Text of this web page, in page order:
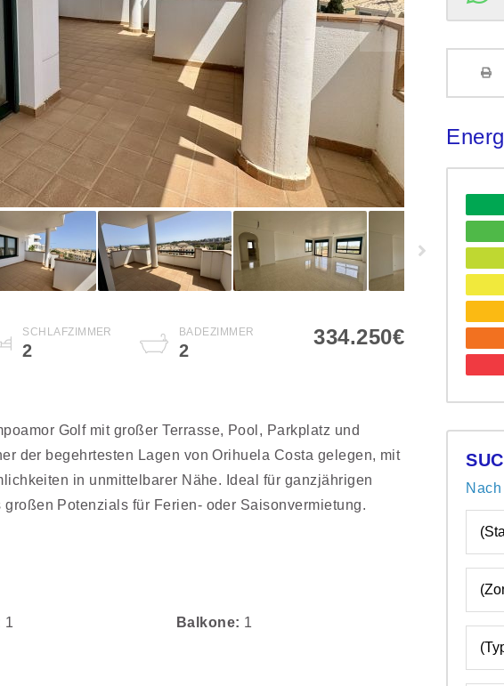
334.250€
SCHLAFZIMMER
2
BADEZIMMER
2
Golf mit großer Terrasse, Pool, Parkplatz und
der begehrtesten Lagen von Orihuela Costa gelegen, mit
in unmittelbarer Nähe. Ideal für ganzjährigen
Potenzials für Ferien- oder Saisonvermietung.
1 Balkone 1